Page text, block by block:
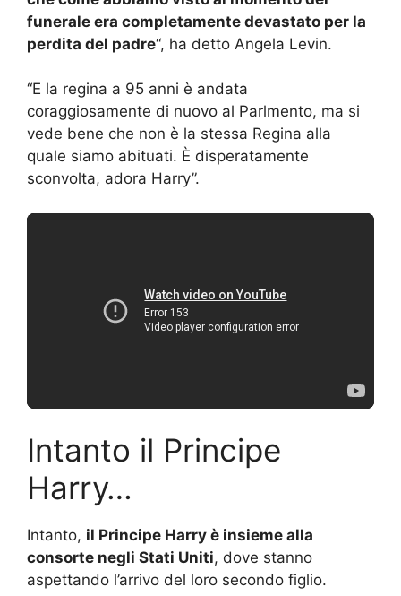
funerale era completamente devastato per la
perdita del padre“, ha detto Angela Levin.
“E la regina a 95 anni è andata
coraggiosamente di nuovo al Parlmento, ma si
vede bene che non è la stessa Regina alla
quale siamo abituati. È disperatamente
sconvolta, adora Harry”.
Intanto il Principe
Harry…
Intanto, il Principe Harry è insieme alla
consorte negli Stati Uniti, dove stanno
aspettando l’arrivo del loro secondo figlio.